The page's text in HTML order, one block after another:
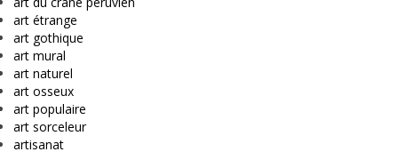
art étrange
art gothique
art mural
art naturel
art osseux
art populaire
art sorceleur
artisanat